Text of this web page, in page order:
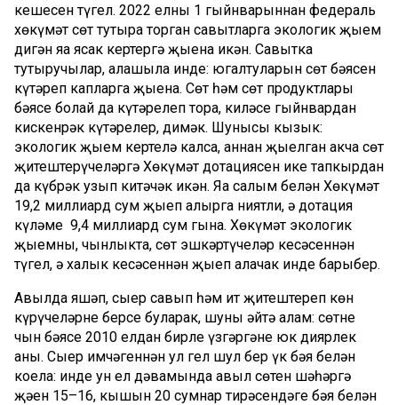
кешесен түгел. 2022 елның 1 гыйнварыннан федераль
хөкүмәт сөт тутыра торган савытларга экологик җыем
дигән яңа ясак кертергә җыена икән. Савытка
тутыручылар, аңлашыла инде: югалтуларын сөт бәясен
күтәреп капларга җыена. Сөт һәм сөт продуктлары
бәясе болай да күтәрелеп тора, киләсе гыйнвардан
кискенрәк күтәрелер, димәк. Шунысы кызык:
экологик җыем кертелә калса, аннан җыелган акча сөт
җитештерүчеләргә Хөкүмәт дотациясен ике тапкырдан
да күбрәк узып китәчәк икән. Яңа салым белән Хөкүмәт
19,2 миллиард сум җыеп алырга ниятли, ә дотация
күләме 9,4 миллиард сум гына. Хөкүмәт экологик
җыемны, чынлыкта, сөт эшкәртүчеләр кесәсеннән
түгел, ә халык кесәсеннән җыеп алачак инде барыбер.
Авылда яшәп, сыер савып һәм ит җитештереп көн
күрүчеләрнең берсе буларак, шуны әйтә алам: сөтнең
чын бәясе 2010 елдан бирле үзгәргәне юк диярлек
аның. Сыер имчәгеннән ул гел шул бер үк бәя белән
коела: инде ун ел дәвамында авыл сөтен шәһәргә
җәен 15–16, кышын 20 сумнар тирәсендәге бәя белән